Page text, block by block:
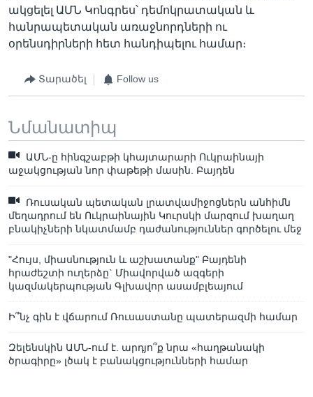
ակցելել ԱՄՆ Կոնգրես՝ դեմոկրատական և
հանրապետական առաջնորդների ու
օրենսդիրների հետ հանդիպելու համար։
Տարածել Follow us
Նմանատիպ
ԱՄՆ-ը հինգշաբթի կհայտարարի Ուկրաինայի
աջակցության նոր փաթեթի մասին. Բայդեն
Ռուսական պետական լրատվամիջոցներն անհիմն
մեղադրում են Ուկրաինային Կուրսկի մարզում խաղաղ
բնակիչների նկատմամբ դաժանություններ գործելու մեջ
"Հույս, միասնություն և աշխատանք" Բայդենի
հրաժեշտի ուղերձը` Միավորված ազգերի
կազմակերպության Գլխավոր ասամբլեայում
Ի՞նչ գին է վճարում Ռուսաստանը պատերազմի համար
Զելենսկին ԱՄՆ-ում է. արդյո՞ք նրա «հաղթանակի
ծրագիրը» լծակ է բանակցությունների համար